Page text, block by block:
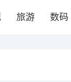
旅游 数码